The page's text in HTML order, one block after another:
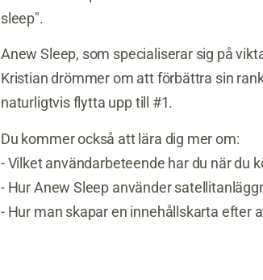
sleep".
Anew Sleep, som specialiserar sig på
Kristian drömmer om att förbättra sin
naturligtvis flytta upp till #1.
Du kommer också att lära dig mer om:
- Vilket användarbeteende har du när du
- Hur Anew Sleep använder
- Hur man skapar en innehållskarta efter